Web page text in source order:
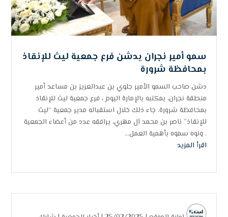
سمو أمير نجران يدشن فرع جمعية ليث للإنقاذ
بمحافظة شرورة
دشن صاحب السمو الأمير جلوي بن عبدالعزيز بن مساعد أمير
منطقة نجران، بمكتبه بالإمارة اليوم ، فرع جمعية ليث للإنقاذ
بمحافظة شرورة. جاء ذلك خلال استقباله مدير جمعية “ليث
للإنقاذ” ناصر بن محمد آل مهري، يرافقه عدد من أعضاء الجمعية
. ونوه سموه بأهمية العمل...
اقرأ المزيد